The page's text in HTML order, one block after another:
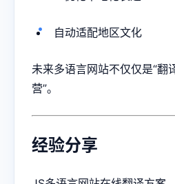
自动适配地区文化
未来多语言网站不仅仅是“翻
营”。
经验分享